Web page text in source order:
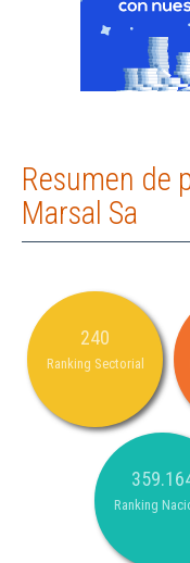
Resumen de
Marsal Sa
240
Ranking Sectorial
Ranking